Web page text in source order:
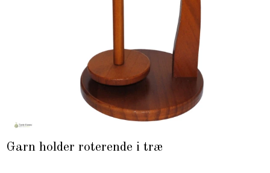
Garn holder roterende i træ